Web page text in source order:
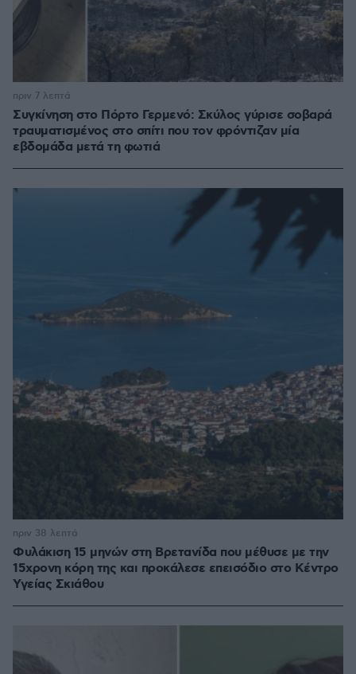
Συγκίνηση στο Πόρτο Γερμενό: Σκύλος γύρισε σοβαρά
τραυματισμένος στο σπίτι που τον φρόντιζαν μία
εβδομάδα μετά τη φωτιά
πριν 7 λεπτά
Φυλάκιση 15 μηνών στη Βρετανίδα που μέθυσε με την
15χρονη κόρη της και προκάλεσε επεισόδιο στο Κέντρο
Υγείας Σκιάθου
πριν 38 λεπτά